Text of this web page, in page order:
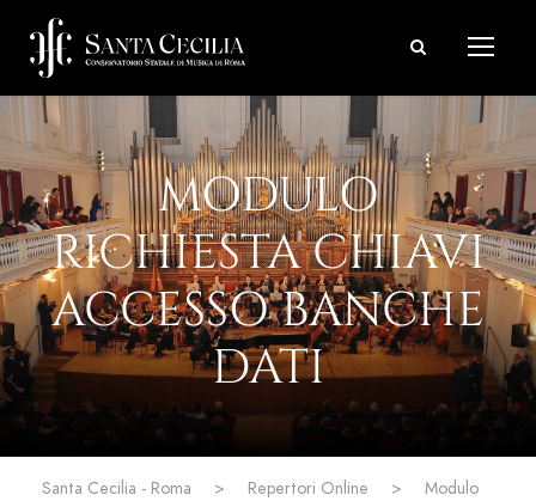
MODULO
RICHIESTA CHIAVI
ACCESSO BANCHE
DATI
Santa Cecilia - Roma > Repertori Online >
Modulo